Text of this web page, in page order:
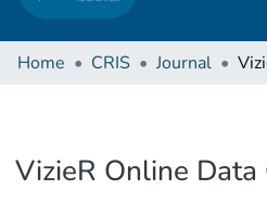
Home CRIS Journal
VizieR Online Data